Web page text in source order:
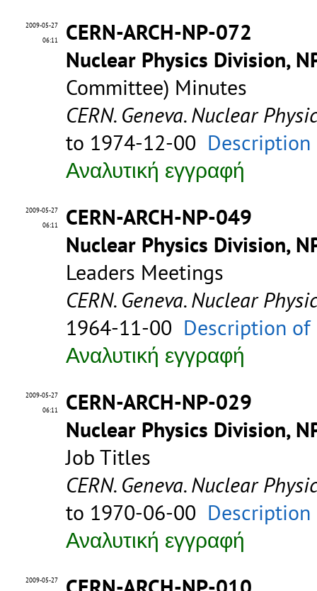
2009-05-27
06:11
CERN-ARCH-NP-072
Nuclear Physics Division,
Committee) Minutes
CERN. Geneva. Nuclear
to 1974-12-00
Αναλυτική εγγραφή
2009-05-27
06:11
CERN-ARCH-NP-049
Nuclear Physics Division,
Leaders Meetings
CERN. Geneva. Nuclear
1964-11-00 Description
Αναλυτική εγγραφή
2009-05-27
06:11
CERN-ARCH-NP-029
Nuclear Physics Division,
Job Titles
CERN. Geneva. Nuclear
to 1970-06-00
Αναλυτική εγγραφή
2009-05-27